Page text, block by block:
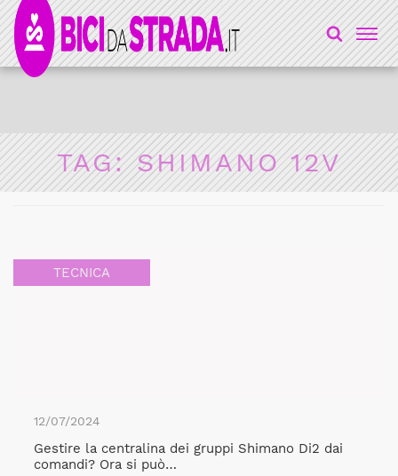
TAG:SHIMANO 12V
TECNICA
12/07/2024
Gestire la centralina dei gruppi Shimano Di2 dai
comandi? Ora si può…